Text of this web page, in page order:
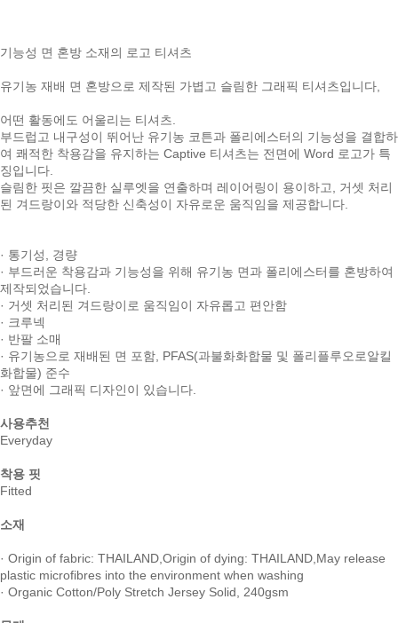
기능성 면 혼방 소재의 로고 티셔츠
유기농 재배 면 혼방으로 제작된 가볍고 슬림한 그래픽 티셔츠입니다,
어떤 활동에도 어울리는 티셔츠.
부드럽고 내구성이 뛰어난 유기농 코튼과 폴리에스터의 기능성을 결합하
여 쾌적한 착용감을 유지하는 Captive 티셔츠는 전면에 Word 로고가 특
징입니다.
슬림한 핏은 깔끔한 실루엣을 연출하며 레이어링이 용이하고, 거셋 처리
된 겨드랑이와 적당한 신축성이 자유로운 움직임을 제공합니다.
· 통기성, 경량
· 부드러운 착용감과 기능성을 위해 유기농 면과 폴리에스터를 혼방하여
제작되었습니다.
· 거셋 처리된 겨드랑이로 움직임이 자유롭고 편안함
· 크루넥
· 반팔 소매
· 유기농으로 재배된 면 포함, PFAS(과불화화합물 및 폴리플루오로알킬
화합물) 준수
· 앞면에 그래픽 디자인이 있습니다.
사용추천
Everyday
착용 핏
Fitted
소재
· Origin of fabric: THAILAND,Origin of dying: THAILAND,May release
plastic microfibres into the environment when washing
· Organic Cotton/Poly Stretch Jersey Solid, 240gsm